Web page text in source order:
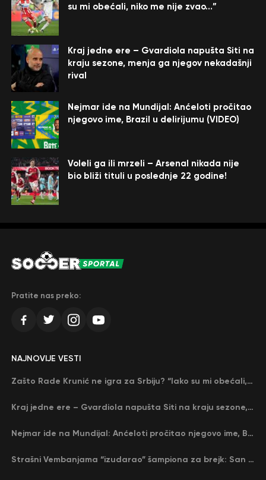
su mi obećali, niko me nije zvao…”
Kraj jedne ere – Gvardiola napušta Siti na
kraju sezone, menja ga njegov nekadašnji
rival
Nejmar ide na Mundijal: Anćeloti pročitao
njegovo ime, Brazil u delirijumu (VIDEO)
Voleli ga ili mrzeli – Arsenal nikada nije
bio bliži tituli u poslednje 22 godine!
Pratite nas preko:
NAJNOVIJE VESTI
Zašto Rade Krunić ne igra za Srbiju? “Iako su mi obećali, niko me nije zvao…”
Kraj jedne ere – Gvardiola napušta Siti na kraju sezone, menja ga njegov nekadašnji rival
Nejmar ide na Mundijal: Anćeloti pročitao njegovo ime, Brazil u delirijumu (VIDEO)
Strašni Vembanjama “izudarao” šampiona za brejk: San Antonio poveo protiv Oklahome